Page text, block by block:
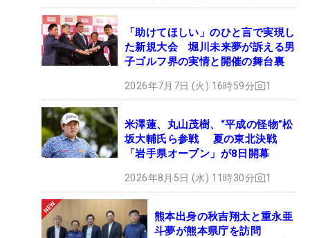
「助けてほしい」のひと言で実現し
た新規大会 堀川未来夢が訴える男
子ゴルフ界の実情と開催の舞台裏
2026年7月7日 (火) 16時59分 1
米澤蓮、丸山茂樹、“平成の怪物”松
坂大輔氏ら参戦 夏の東北決戦
「岩手県オープン」が8日開幕
2026年8月5日 (水) 11時30分 1
熊本出身の秋吉翔太と重永亜
斗夢が熊本県庁を訪問